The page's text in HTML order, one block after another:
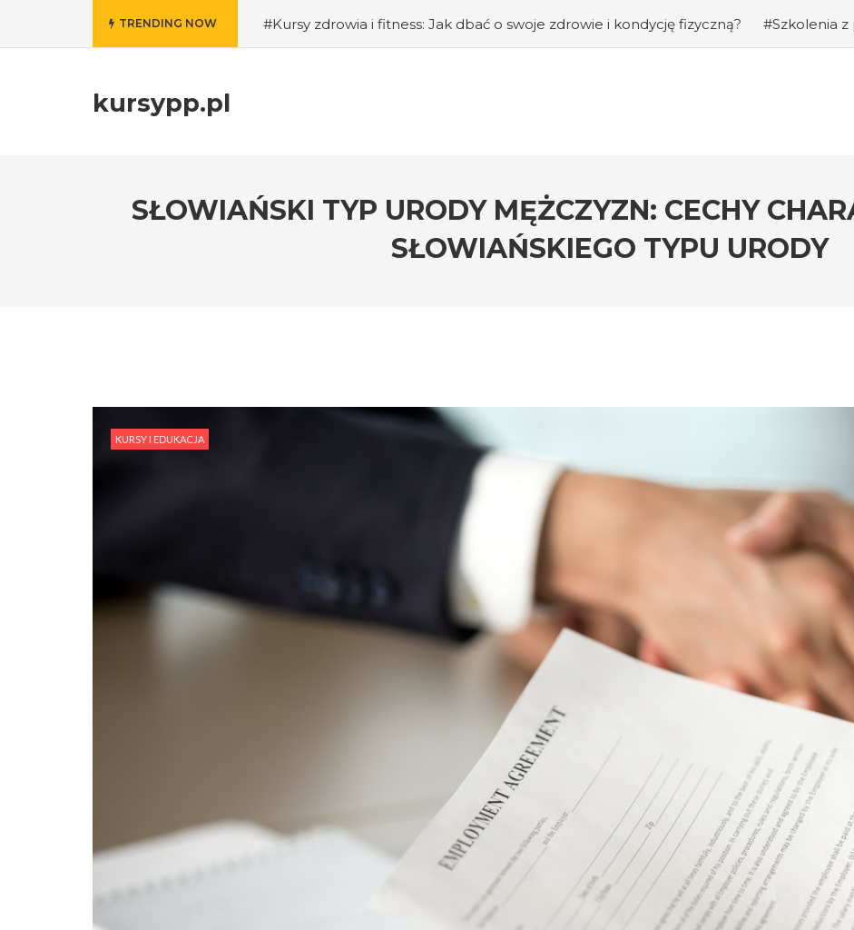
TRENDING NOW #Kursy zdrowia i fitness: Jak dbać o swoje zdrowie i kondycję fizyczną?
#Szkolenia
pewność siebie i skutecznie przemawiać przed publicznością
#Kursy
kursypp.pl
SŁOWIAŃSKI TYP URODY MĘŻCZYZN: CECHY
SŁOWIAŃSKIEGO TYPU URODY
KURSY I EDUKACJA